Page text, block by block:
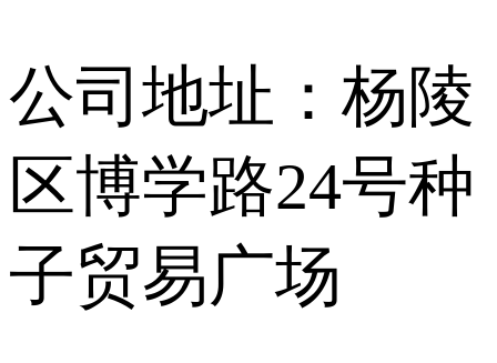
公司地址：杨陵
区博学路24号种
子贸易广场